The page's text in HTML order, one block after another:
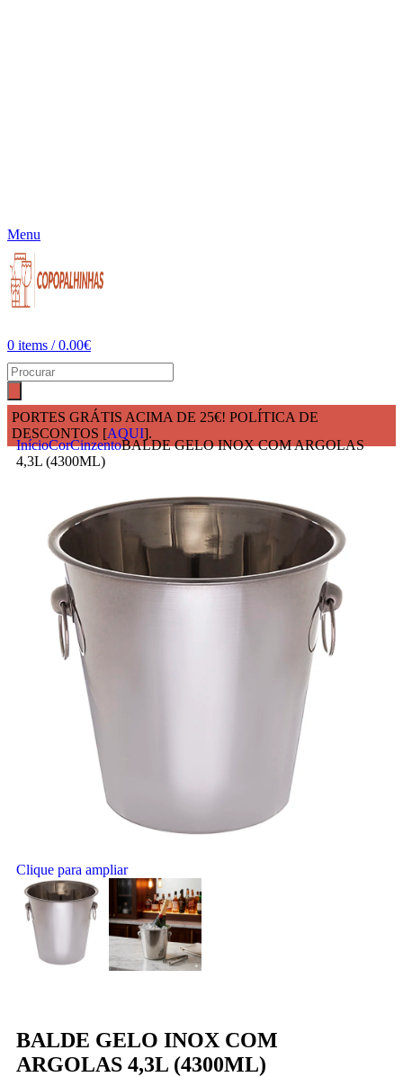
Menu
0 items / 0.00€
PORTES GRÁTIS ACIMA DE 25€! POLÍTICA DE
DESCONTOS [AQUI].
InícioCorCinzentoBALDE GELO INOX COM ARGOLAS
4,3L (4300ML)
Clique para ampliar
BALDE GELO INOX COM
ARGOLAS 4,3L (4300ML)